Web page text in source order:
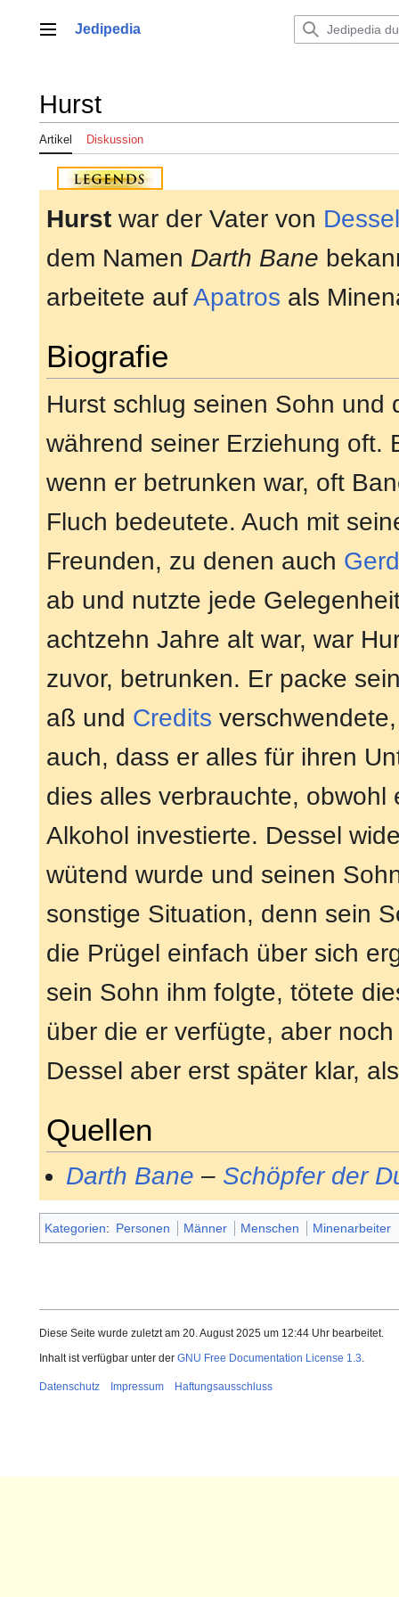
springenHauptmenü
Jedipedia
Hurst
Artikel Diskussion
Hurst war der Vater von Dessel
dem Namen Darth Bane
arbeitete aufApatros als
Biografie
Hurst schlug seinen Sohn und
während seiner Erziehung oft.
wenn er betrunken war, oft
Fluch bedeutete. Auch mit
Freunden, zu denen auch Gerd
ab und nutzte jede
achtzehn Jahre alt war, war
zuvor, betrunken. Er packe
aß und Credits
auch, dass er alles für ihren
dies alles verbrauchte,
Alkohol investierte. Dessel
wütend wurde und seinen
sonstige Situation, denn sein
die Prügel einfach über sich
sein Sohn ihm folgte, tötete
über die er verfügte, aber
Dessel aber erst später klar,
Quellen
Darth Bane – Schöpfer der
Kategorien: Personen Männer Menschen Minenarbeiter
Diese Seite wurde zuletzt am 20. August 2025 um 12:44 Uhr bearbeitet.
Inhalt ist verfügbar unter der GNU Free Documentation License 1.3.
Datenschutz Impressum Haftungsausschluss